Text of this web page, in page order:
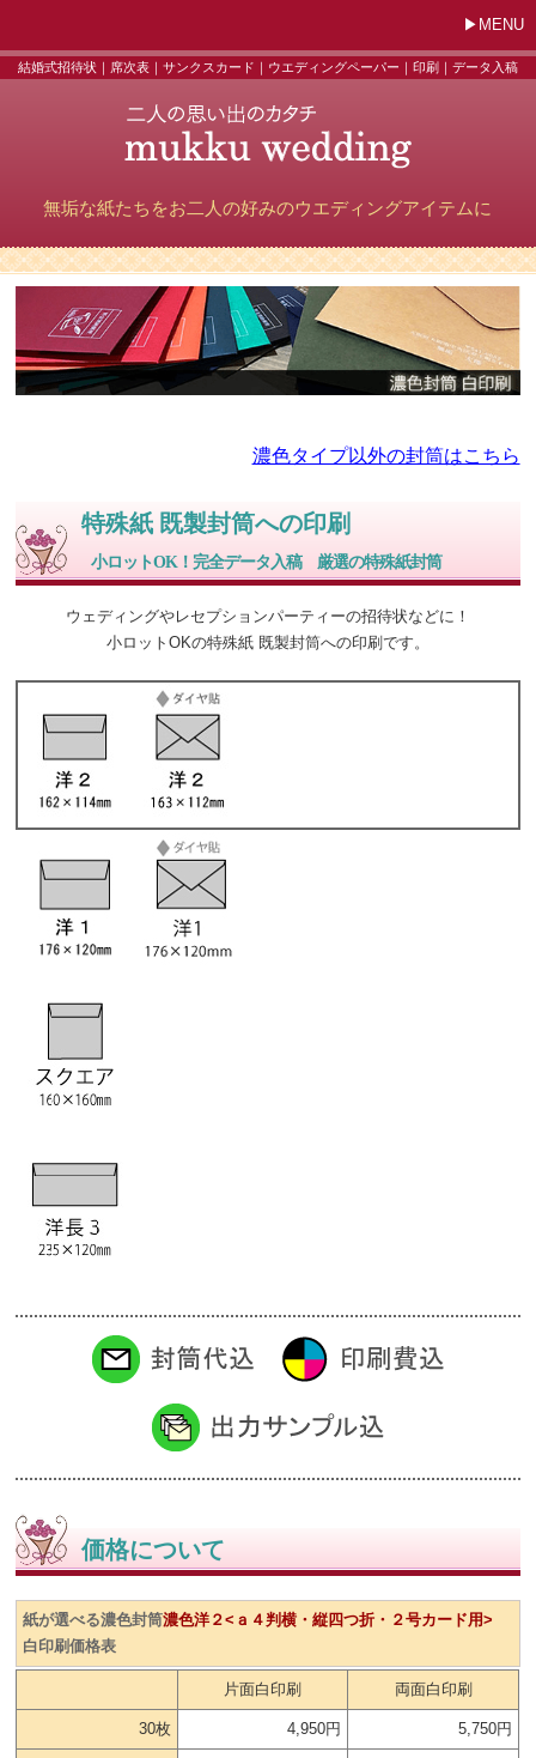
MENU
結婚式招待状｜席次表｜サンクスカード｜ウエディングペーパー｜印刷｜データ入稿
無垢な紙たちをお二人の好みのウエディングアイテムに
濃色タイプ以外の封筒はこちら
特殊紙 既製封筒への印刷
小ロットOK！完全データ入稿 厳選の特殊紙封筒
ウェディングやレセプションパーティーの招待状などに！
小ロットOKの特殊紙 既製封筒への印刷です。
価格について
紙が選べる濃色封筒濃色洋２<ａ４判横・縦四つ折・２号カード用>
白印刷価格表
片面白印刷 両面白印刷
30枚 4,950円 5,750円